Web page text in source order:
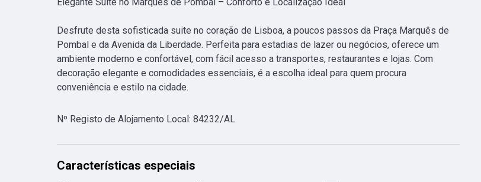
Desfrute desta sofisticada suite no coração de Lisboa, a poucos passos da Praça Marquês de
Pombal e da Avenida da Liberdade. Perfeita para estadias de lazer ou negócios, oferece um
ambiente moderno e confortável, com fácil acesso a transportes, restaurantes e lojas. Com
decoração elegante e comodidades essenciais, é a escolha ideal para quem procura
conveniência e estilo na cidade.
Nº Registo de Alojamento Local: 84232/AL
Características especiais